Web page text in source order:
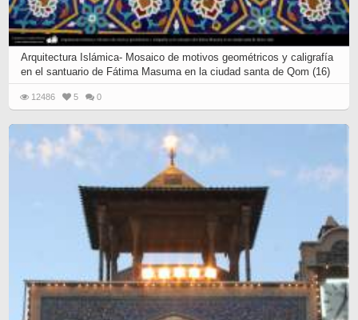
Arquitectura Islámica- Mosaico de motivos geométricos y caligrafía
en el santuario de Fátima Masuma en la ciudad santa de Qom (16)
12486 5 0